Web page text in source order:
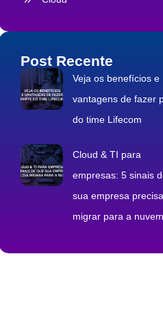
Post Recente
Veja os benefícios e
vantagens de fazer
do time Lifecom
Cloud & TI para
empresas: 5 sinais
sua empresa precisa
migrar para a nuvem